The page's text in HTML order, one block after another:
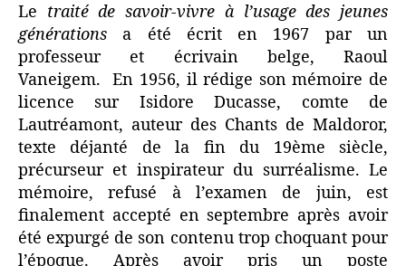
Le traité de savoir-vivre à l’usage des jeunes
générations a été écrit en 1967 par un
professeur et écrivain belge, Raoul
Vaneigem. En 1956, il rédige son mémoire de
licence sur Isidore Ducasse, comte de
Lautréamont, auteur des Chants de Maldoror,
texte déjanté de la fin du 19ème siècle,
précurseur et inspirateur du surréalisme. Le
mémoire, refusé à l’examen de juin, est
finalement accepté en septembre après avoir
été expurgé de son contenu trop choquant pour
l’époque. Après avoir pris un poste